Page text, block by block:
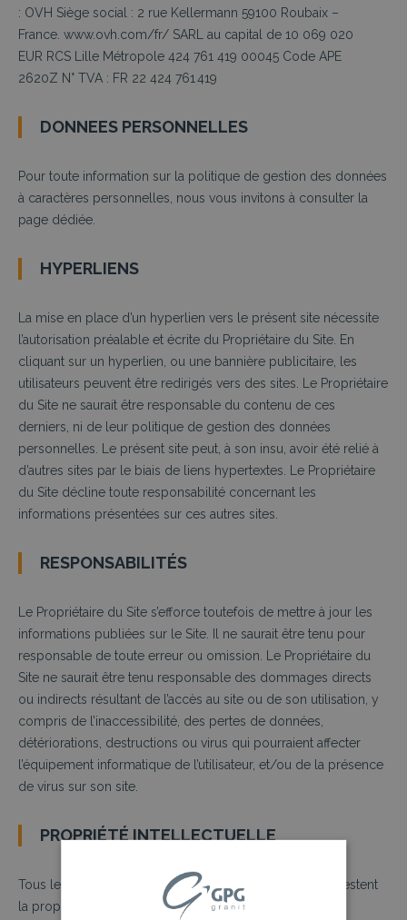
: OVH Siège social : 2 rue Kellermann 59100 Roubaix –
France. www.ovh.com/fr/ SARL au capital de 10 069 020
EUR RCS Lille Métropole 424 761 419 00045 Code APE
2620Z N° TVA : FR 22 424 761 419
DONNEES PERSONNELLES
Pour toute information sur la politique de gestion des données
à caractères personnelles, nous vous invitons à consulter la
page dédiée.
HYPERLIENS
La mise en place d’un hyperlien vers le présent site nécessite
l’autorisation préalable et écrite du Propriétaire du Site. En
cliquant sur un hyperlien, ou une bannière publicitaire, les
utilisateurs peuvent être redirigés vers des sites. Le Propriétaire
du Site ne saurait être responsable du contenu de ces
derniers, ni de leur politique de gestion des données
personnelles. Le présent site peut, à son insu, avoir été relié à
d’autres sites par le biais de liens hypertextes. Le Propriétaire
du Site décline toute responsabilité concernant les
informations présentées sur ces autres sites.
RESPONSABILITÉS
Le Propriétaire du Site s’efforce toutefois de mettre à jour les
informations publiées sur le Site
l ne saurait être tenu pour
responsable de toute erreur ou omission. Le Propriétaire du
Site ne saurait être tenu responsable des dommages directs
ou indirects résultant de l’accès au site ou de son utilisation, y
compris de l’inaccessibilité, des pertes de données,
détériorations, destructions ou virus qui pourraient affecter
l’équipement informatique de l’utilisateur, et/ou de la présence
de virus sur son site.
PROPRIÉTÉ INTELLECTUELLE
Tous les éléments du sitewww.g
sont et restent
la propriété exclusive du Propriétaire du Site